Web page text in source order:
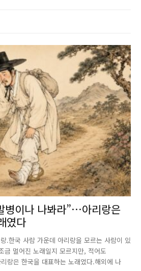
병이나 나봐라”…아리랑은
였다
.한국 사람 가운데 아리랑을 모르는 사람이 있
금 멀어진 노래일지 모르지만, 적어도
랑은 한국을 대표하는 노래였다.해외에 나